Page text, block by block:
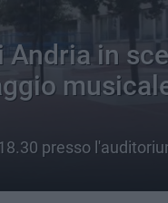
Andria in
presso